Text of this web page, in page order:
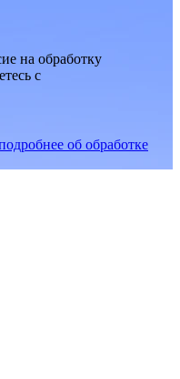
на обработку
c
об обработке